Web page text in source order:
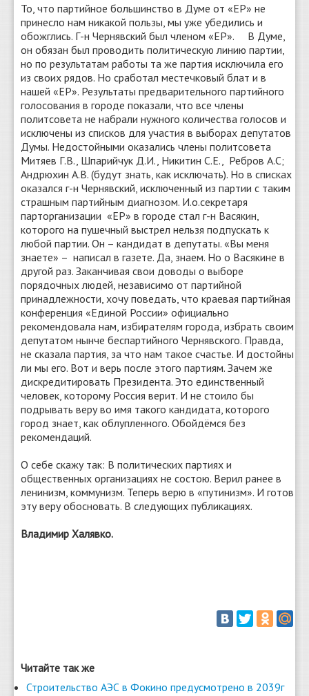
То, что партийное большинство в Думе от «ЕР» не
принесло нам никакой пользы, мы уже убедились и
обожглись. Г-н Чернявский был членом «ЕР». В Думе,
он обязан был проводить политическую линию партии,
но по результатам работы та же партия исключила его
из своих рядов. Но сработал местечковый блат и в
нашей «ЕР». Результаты предварительного партийного
голосования в городе показали, что все члены
политсовета не набрали нужного количества голосов и
исключены из списков для участия в выборах депутатов
Думы. Недостойными оказались члены политсовета
Митяев Г.В., Шпарийчук Д.И., Никитин С.Е., Ребров А.С;
Андрюхин А.В. (будут знать, как исключать). Но в списках
оказался г-н Чернявский, исключенный из партии с таким
страшным партийным диагнозом. И.о.секретаря
парторганизации «ЕР» в городе стал г-н Васякин,
которого на пушечный выстрел нельзя подпускать к
любой партии. Он – кандидат в депутаты. «Вы меня
знаете» – написал в газете. Да, знаем. Но о Васякине в
другой раз. Заканчивая свои доводы о выборе
порядочных людей, независимо от партийной
принадлежности, хочу поведать, что краевая партийная
конференция «Единой России» официально
рекомендовала нам, избирателям города, избрать своим
депутатом нынче беспартийного Чернявского. Правда,
не сказала партия, за что нам такое счастье. И достойны
ли мы его. Вот и верь после этого партиям. Зачем же
дискредитировать Президента. Это единственный
человек, которому Россия верит. И не стоило бы
подрывать веру во имя такого кандидата, которого
город знает, как облупленного. Обойдёмся без
рекомендаций.
О себе скажу так: В политических партиях и
общественных организациях не состою. Верил ранее в
ленинизм, коммунизм. Теперь верю в «путинизм». И готов
эту веру обосновать. В следующих публикациях.
Владимир Халявко.
Читайте так же
Строительство АЭС в Фокино предусмотрено в 2039г